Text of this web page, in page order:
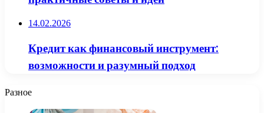
14.02.2026
Кредит как финансовый инструмент:
возможности и разумный подход
Разное